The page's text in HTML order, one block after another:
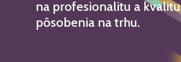
na profesionalitu a
pôsobenia na trhu.